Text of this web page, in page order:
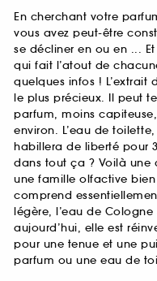
En cherchant votre
vous avez peut-être
se décliner en ou en ...
qui fait l’atout de
quelques infos !
le plus précieux. Il peut
parfum, moins
environ. L’eau de
habillera de liberté pour
dans tout ça ? Voilà
une famille olfactive
comprend
légère, l’eau de
aujourd’hui, elle est
pour une tenue et une
parfum ou une eau de